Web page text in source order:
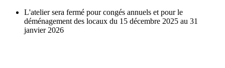
Aller
contenu
L'atelier sera fermé pour congés annuels et pour le
déménagement des locaux du 15 décembre 2025 au 31
janvier 2026